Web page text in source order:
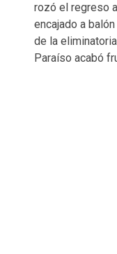
rozó el regreso
encajado a
de la
Paraíso acabó